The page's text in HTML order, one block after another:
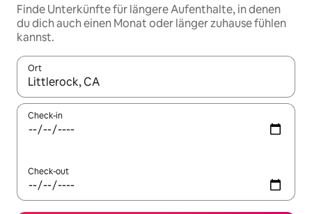
Finde Unterkünfte für längere Aufenthalte, in denen
du dich auch einen Monat oder länger zuhause fühlen
kannst.
Ort
Wenn Ergebnisse verfügbar sind, navigiere mit den
Check-in
Check-out